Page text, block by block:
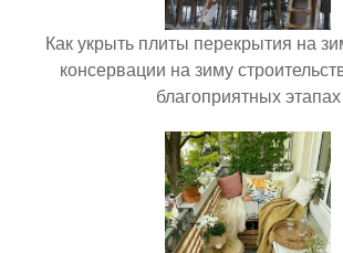
Как укрыть плиты перекрытия на
консервации на зиму
благоприятных этапах